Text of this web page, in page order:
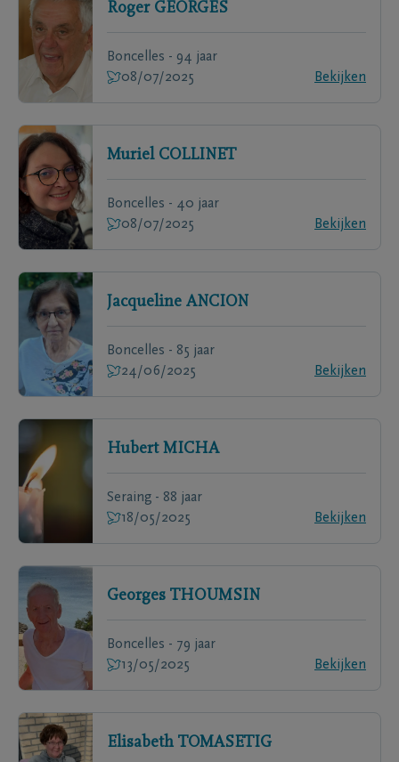
Roger GEORGES
Boncelles - 94 jaar
08/07/2025
Bekijken
Muriel COLLINET
Boncelles - 40 jaar
08/07/2025
Bekijken
Jacqueline ANCION
Boncelles - 85 jaar
24/06/2025
Bekijken
Hubert MICHA
Seraing - 88 jaar
18/05/2025
Bekijken
Georges THOUMSIN
Boncelles - 79 jaar
13/05/2025
Bekijken
Elisabeth TOMASETIG